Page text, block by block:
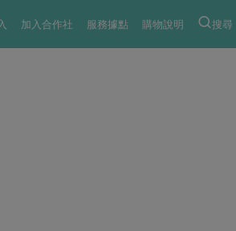
加入合作社 服務據點 購物說明 搜尋